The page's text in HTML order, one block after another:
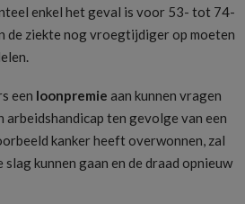
enkel het geval is voor 53- tot 74-
de ziekte nog vroegtijdiger op moeten
een loonpremie aan kunnen vragen
arbeidshandicap ten gevolge van een
kanker heeft overwonnen, zal
slag kunnen gaan en de draad opnieuw